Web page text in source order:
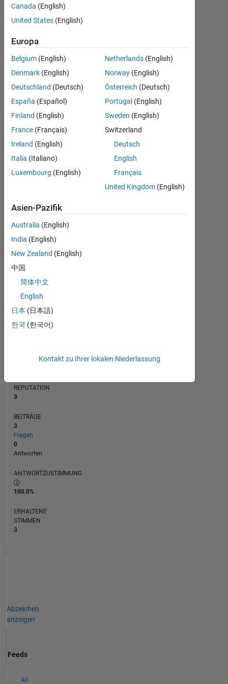
0
Following:
0
Follow
Dashboard
Statistik
All MATLAB Answers
BEITRÄGE L
0
1
REPUTATION
3
BEITRÄGE
3
Fragen
0
Antworten
ANTWORTZUSTIMMUNG
100.0%
ERHALTENE
STIMMEN
3
Abzeichen
anzeigen
Feeds
All
Canada (English)
United States (English)
Europa
Belgium (English)
Denmark (English)
Deutschland (Deutsch)
España (Español)
Finland (English)
France (Français)
Ireland (English)
Italia (Italiano)
Luxembourg (English)
Netherlands (English)
Norway (English)
Österreich (Deutsch)
Portugal (English)
Sweden (English)
Switzerland
Deutsch
English
Français
United Kingdom (English)
Asien-Pazifik
Australia (English)
India (English)
New Zealand (English)
中国
简体中文
English
日本 (日本語)
한국 (한국어)
Kontakt zu Ihrer lokalen Niederlassung